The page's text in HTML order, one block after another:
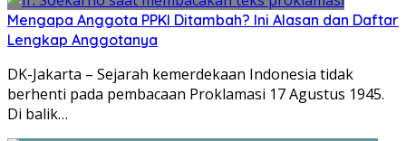
Mengapa Anggota PPKI Ditambah? Ini Alasan dan Daftar
Lengkap Anggotanya
DK-Jakarta – Sejarah kemerdekaan Indonesia tidak
berhenti pada pembacaan Proklamasi 17 Agustus 1945.
Di balik…